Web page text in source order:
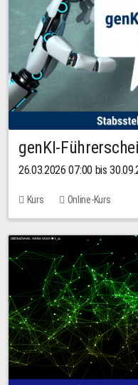
genKI-
26.03.2026 07:00 bis
Kurs Online-Kurs